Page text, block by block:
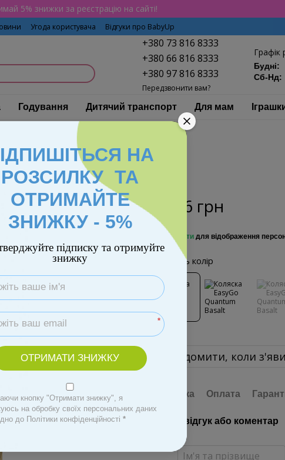
5% знижки за реєстрацію на сайті!
Угода користувача Відгуки про BabyUp
+380 73 816 8333
+380 66 816 8333
+380 97 816 8333
Передзвонити вам?
Графік
Будні:
Сб-Нд:
Годування Дитячий транспорт Для мам
Коляска EasyGo Quantum Basalt
8 446 грн
Увійти для відображення
Виберіть колір
Повідомити, коли
Доставка Оплата
Новий відгук або коментар
НА
РОЗСИЛКУ ТА
ОТРИМАЙТЕ
ЗНИЖКУ - 5%
підписку та отримуйте
знижку
*
ОТРИМАТИ ЗНИЖКУ
кнопку "Отримати знижку", я
на обробку своїх персональних даних
до Політики конфіденційності *